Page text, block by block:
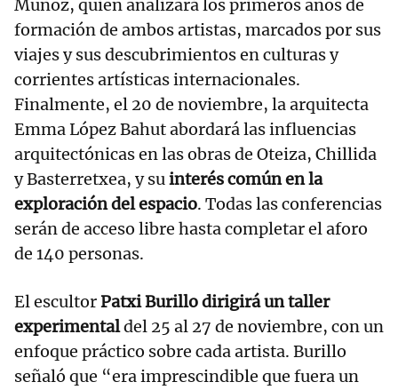
Muñoz, quien analizará los primeros años de
formación de ambos artistas, marcados por sus
viajes y sus descubrimientos en culturas y
corrientes artísticas internacionales.
Finalmente, el 20 de noviembre, la arquitecta
Emma López Bahut abordará las influencias
arquitectónicas en las obras de Oteiza, Chillida
y Basterretxea, y suinterés común en la
exploración del espacio. Todas las conferencias
serán de acceso libre hasta completar el aforo
de 140 personas.
El escultorPatxi Burillo dirigirá un taller
experimentaldel 25 al 27 de noviembre, con un
enfoque práctico sobre cada artista. Burillo
señaló que “era imprescindible que fuera un